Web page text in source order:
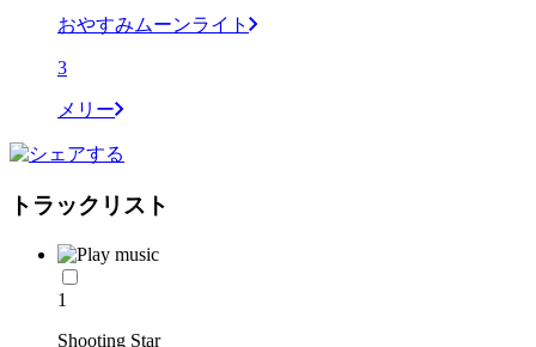
おやすみムーンライト
3
メリー
トラックリスト
1
Shooting Star